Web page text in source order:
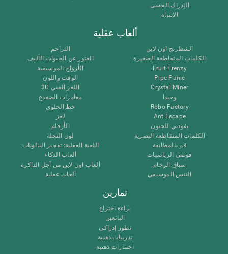
الإدراك الحسى
الانتباه
ألعاب عقلية
الشطرنج اون لاين
الكلمات المتقاطعة الصغيرة
Fruit Frenzy
Pipe Panic
Crystal Miner
وحيدا
Robo Factory
Ant Escape
يقودني للجنون
الكلمات المتقاطعة البصرية
قم بالمطابقة
فوضى الرياضيات
سباق الرخام
التنس الموسيقي
التزاحم
العثور عن الحيوات الأليف
الأزواج الموسيقية
الوقت واللون
اللغز الفني 3D
مغامرات الضفدع
خط الحلوى
لغز
الأرقام
لون النحلة
اللعبة العقلية: تفجير البالونات
ألعاب الذكاء
ألعاب اون لاين من آجل الذاكرة
ألعاب عقلية
تمارين
براءة اختراع
البائعين
تطور إدراكى
تدريبات ذهنية
اختبارات ذهنية